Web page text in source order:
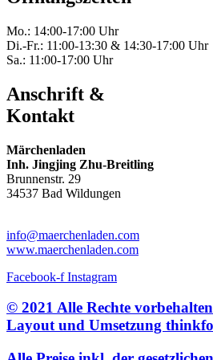
Mo.: 14:00-17:00 Uhr
Di.-Fr.: 11:00-13:30 & 14:30-17:00 Uhr
Sa.: 11:00-17:00 Uhr
Anschrift &
Kontakt
Märchenladen
Inh. Jingjing Zhu-Breitling
Brunnenstr. 29
34537 Bad Wildungen
info@maerchenladen.com
www.maerchenladen.com
Facebook-f Instagram
© 2021 Alle Rechte
Layout und Umsetzung